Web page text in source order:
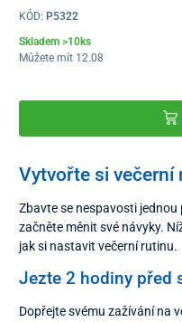
KÓD: P5322
Skladem >10ks
Můžete mít 12.08
Vytvořte si večerní
Zbavte se nespavosti jednou
začněte měnit své návyky.
jak si nastavit večerní rutinu.
Jezte 2 hodiny před
Dopřejte svému zažívání na